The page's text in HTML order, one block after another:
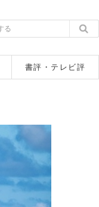
書評・テレビ評